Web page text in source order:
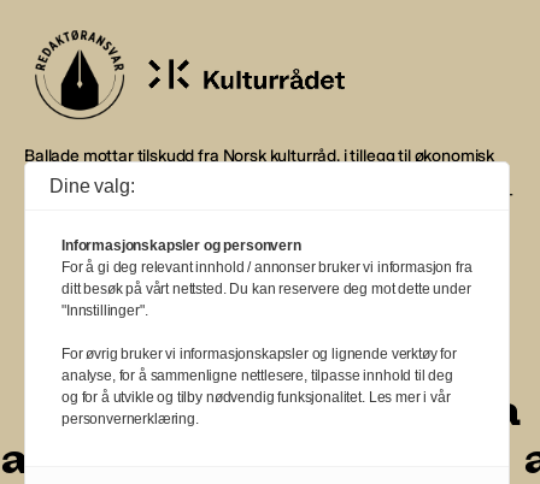
Ballade mottar tilskudd fra Norsk kulturråd, i tillegg til økonomisk
støtte fra eierne NOPA, Norsk komponistforening og
Musikkforleggerne. Ballade drives etter Redaktør- og Vær Varsom-
BALLADE — NORGES MUSIKKMAGASIN
aaa
aa
a
a
Dine valg:
Informasjonskapsler og personvern
For å gi deg relevant innhold / annonser bruker vi informasjon fra
ditt besøk på vårt nettsted. Du kan reservere deg mot dette under
"Innstillinger".
For øvrig bruker vi informasjonskapsler og lignende verktøy for
analyse, for å sammenligne nettlesere, tilpasse innhold til deg
og for å utvikle og tilby nødvendig funksjonalitet. Les mer i vår
personvernerklæring.